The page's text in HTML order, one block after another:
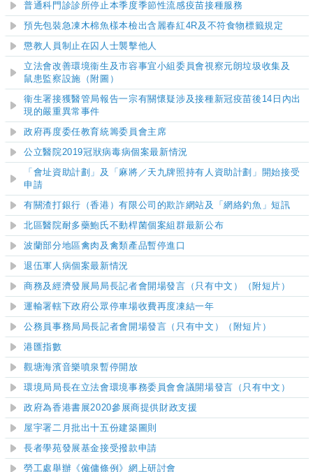
普通科門診診所停止本季度季節性流感疫苗接種服務
預先包裝急凍木棉魚樣本檢出含麗春紅4R及不符食物標籤規定
懲教人員制止在囚人士襲擊他人
立法會改善環境衞生及市容事宜小組委員會視察元朗垃圾收集及
鼠‍患監察設施（附圖）
衞生署接獲醫管局報告一宗有關懷疑涉及接種新冠疫苗後14日內出
現的嚴重異常事件
政府再度委任教育統籌委員會主席
公立醫院2019冠狀病毒病個案最新情況
「會址資助計劃」及「麻將／天九牌照持有人資助計劃」開始接受
申請
有關渣打銀行（香港）有限公司的欺詐網站及「網絡釣魚」短訊
北區醫院耐多藥鮑氏不動桿菌個案組群最新公布
波蘭部分地區禽肉及禽類產品暫停進口
退伍軍人病個案最新情況
商務及經濟發展局局長記者會開場發言（只有中文） （附短片）
運輸署轄下政府公眾停車場收費再度凍結一年
公務員事務局局長記者會開場發言（只有中文）（附短片）
港匯指數
觀塘海濱音樂噴泉暫停開放
環境局局長在立法會環境事務委員會會議開場發言（只有中文）
政府為香港書展2020參展商提供財政支援
屋宇署二月批出十五份建築圖則
長者學苑發展基金接受撥款申請
勞工處舉辦《僱傭條例》網上研討會